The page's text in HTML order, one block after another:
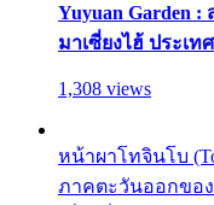
Yuyuan Garden
มาเซี่ยงไฮ้ ประเท
1,308 views
หน้าผาโทจินโบ
ภาคตะวันออกขอ